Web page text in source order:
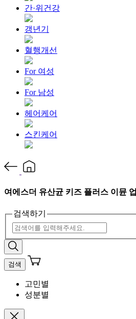
간·위건강
갱년기
혈행개선
For 여성
For 남성
헤어케어
스킨케어
여에스더 유산균 키즈 플러스 이뮨 업
검색하기
검색
고민별
성분별